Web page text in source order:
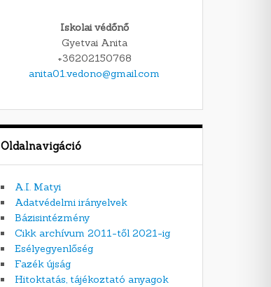
Iskolai védőnő
Gyetvai Anita
+36202150768
anita01.vedono@gmail.com
Oldalnavigáció
A.I. Matyi
Adatvédelmi irányelvek
Bázisintézmény
Cikk archívum 2011-től 2021-ig
Esélyegyenlőség
Fazék újság
Hitoktatás, tájékoztató anyagok